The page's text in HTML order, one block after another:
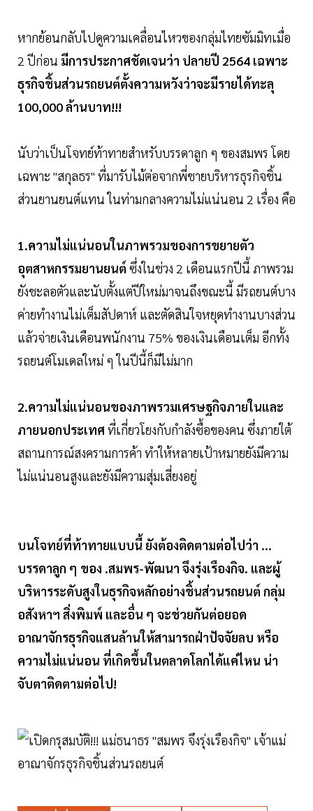
หากย้อนกลับไปดูความเคลื่อนไหวของกลุ่มไทยซัมมิทเมื่อ
2 ปีก่อน มีการประกาศชัดเจนว่า ปลายปี 2564 เฉพาะ
ธุรกิจชิ้นส่วนรถยนต์ตั้งความหวังว่าจะมีรายได้ทะลุ
100,000 ล้านบาท!!!
นับว่าเป็นโจทย์ท้าทายสำหรับบรรดาลูก ๆ ของสมพร โดย
เฉพาะ "สกุลธร" ที่มารับไม้ต่อจากพี่ชายบริหารธุรกิจชิ้น
ส่วนยานยนต์แทน ในท่ามกลางความไม่แน่นอน 2 เรื่อง คือ
1.ความไม่แน่นอนในภาพรวมของการขยายตัว
อุตสาหกรรมยานยนต์ ซึ่งในช่วง 2 เดือนแรกปีนี้ ภาพรวม
ยังชะลอตัวและนับตั้งแต่ปีใหม่มาจนถึงขณะนี้ มีรถยนต์บาง
ค่ายทำงานไม่เต็มสัปดาห์ และตัดสินใจหยุดทำงานบางส่วน
แล้วจ่ายเงินเดือนพนักงาน 75% ของเงินเดือนเต็ม อีกทั้ง
รถยนต์โมเดลใหม่ ๆ ในปีนี้ก็มีไม่มาก
2.ความไม่แน่นอนของภาพรวมเศรษฐกิจภายในและ
ภายนอกประเทศที่เกี่ยวโยงกับกำลังซื้อของคน ซึ่งภายใต้
สถานการณ์สงครามการค้า ทำให้หลายเป้าหมายยังมีความ
ไม่แน่นอนสูงและยังมีความสุ่มเสี่ยงอยู่
บนโจทย์ที่ท้าทายแบบนี้ ยังต้องติดตามต่อไปว่า ...
บรรดาลูก ๆ ของ .สมพร-พัฒนา จึงรุ่งเรืองกิจ. และผู้
บริหารระดับสูงในธุรกิจหลักอย่างชิ้นส่วนรถยนต์ กลุ่ม
อสังหาฯ สิ่งพิมพ์ และอื่น ๆ จะช่วยกันต่อยอด
อาณาจักรธุรกิจแสนล้านให้สามารถฝ่าปัจจัยลบ หรือ
ความไม่แน่นอน ที่เกิดขึ้นในตลาดโลกได้แค่ไหน น่า
จับตาติดตามต่อไป!